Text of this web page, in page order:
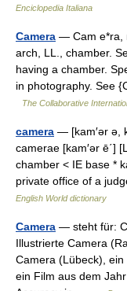
Enciclopedia Italiana
Camera — Cam e*ra,
arch, LL., chamber.
having a chamber.
in photography. See
The Collaborative
camera — [kam′ər ə,
camerae [kam′ər ē΄]
chamber < IE base *
private office of a
English World dictionary
Camera — steht für:
Illustrierte Camera
Camera (Lübeck), ein
ein Film aus dem